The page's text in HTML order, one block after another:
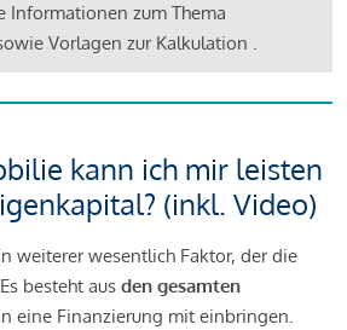
Informationen zum Thema
Vorlagen zur Kalkulation .
kann ich mir leisten
(inkl. Video)
weiterer wesentlich Faktor, der die
besteht aus den gesamten
eine Finanzierung mit einbringen.